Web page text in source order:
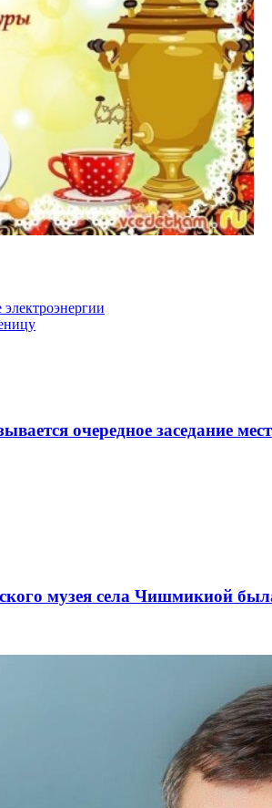
очередное заседание
музея села Чишмикиой